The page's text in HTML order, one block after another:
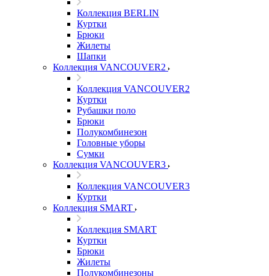
Коллекция BERLIN
Куртки
Брюки
Жилеты
Шапки
Коллекция VANCOUVER2
Коллекция VANCOUVER2
Куртки
Рубашки поло
Брюки
Полукомбинезон
Головные уборы
Сумки
Коллекция VANCOUVER3
Коллекция VANCOUVER3
Куртки
Коллекция SMART
Коллекция SMART
Куртки
Брюки
Жилеты
Полукомбинезоны